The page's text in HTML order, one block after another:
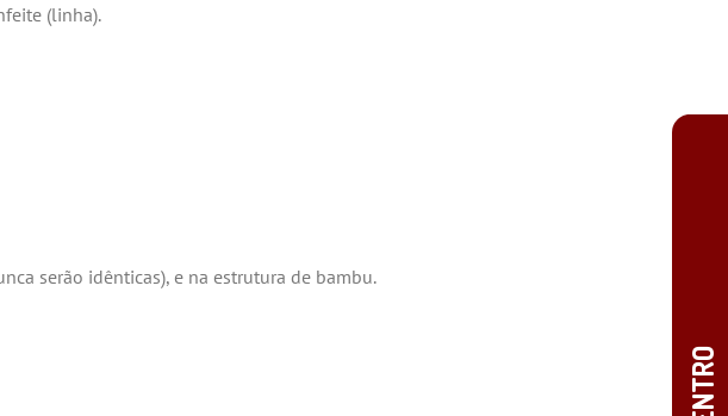
(linha).
serão idênticas), e na estrutura de bambu.